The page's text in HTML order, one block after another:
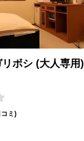
ボシ (大人専用)
ミ)